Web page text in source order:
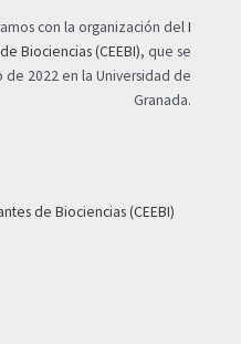
con la organización delI
Biociencias (CEEBI), que se
2022 en la Universidad de
Granada.